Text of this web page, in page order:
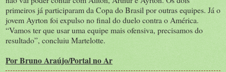
primeiros já participaram da Copa do Brasil por outras equipes. Já o
jovem Ayrton foi expulso no final do duelo contra o América.
“Vamos ter que usar uma equipe mais ofensiva, precisamos do
resultado”, concluiu Martelotte.
PorBruno Araújo/Portal no Ar